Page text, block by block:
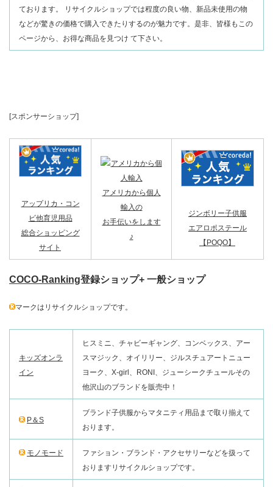
ております。 リサイクルショップでは程度の良い物、新品未使用の物
などが驚きの価格で購入できたりするのが魅力です。是非、皆様もこの
ページから、お得な商品を見つけ て下さい。
[スポンサーショップ]
アップリカ・コン
ビ他育児用品
総合ショッピング
サイト
アメリカから個人
輸入の
お手伝いをします
♪
ジンボリー子供服
エアロポステール
【POQO】
COCO-Ranking登録ショップ+ 一般ショップ
マークはリサイクルショップです。
キッズオンラ
イン
ヒスミニ、チャビーギャング、コンベックス、アー
スマジック、オイリリー、ジルスチュアートニュー
ヨーク、X-girl、RONI、ジューシークチュールその
他沢山のブランドを販売中！
P＆S
ブランド子供服からマタニティ用品まで取り揃えて
おります。
モノモード
ファション・ブランド・アクセサリーなどを扱って
おりますリサイクルショップです。